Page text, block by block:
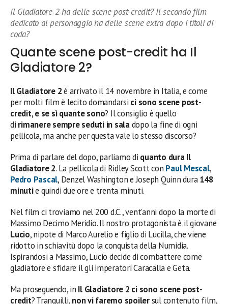
Il Gladiatore 2 ha delle scene post-credit? Il secondo film
dedicato al personaggio ha delle scene extra dopo i titoli di
coda?
Quante scene post-credit ha Il
Gladiatore 2?
Il Gladiatore 2è arrivato il 14 novembre in Italia, e come
per molti film è lecito domandarsi ci sono scene post-
credit, e se sì quante sono? Il consiglio è quello
di rimanere sempre seduti in saladopo la fine di ogni
pellicola, ma anche per questa vale lo stesso discorso?
Prima di parlare del dopo, parliamo di quanto duraIl
Gladiatore 2. La pellicola di Ridley Scott con Paul Mescal,
Pedro Pascal, Denzel Washington e Joseph Quinn dura148
minutie quindi due ore e trenta minuti.
Nel film ci troviamo nel 200 d.C., vent’anni dopo la morte di
Massimo Decimo Meridio. Il nostro protagonista è il giovane
Lucio, nipote di Marco Aurelio e figlio di Lucilla, che viene
ridotto in schiavitù dopo la conquista della Numidia.
Ispirandosi a Massimo, Lucio decide di combattere come
gladiatore e sfidare il gli imperatori Caracalla e Geta.
Ma proseguendo, in Il Gladiatore 2 ci sono scene post-
credit? Tranquilli,non vi faremo spoilersul contenuto film,